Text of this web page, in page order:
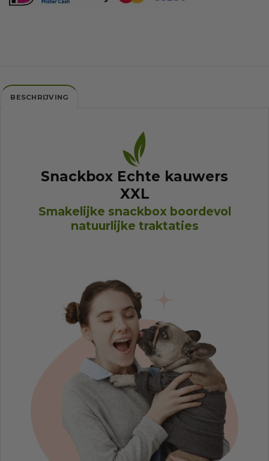
BESCHRIJVING
Snackbox Echte kauwers
XXL
Smakelijke snackbox boordevol
natuurlijke traktaties